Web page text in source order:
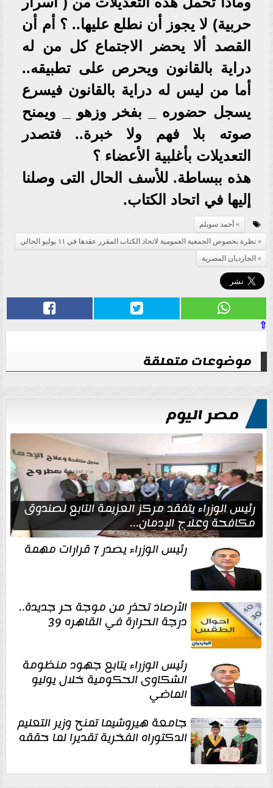
حربية) لا يجوز أن نطلع عليها.. ؟ أم أن
القصد ألا يحضر الاجتماع كل من له
دراية بالقانون ويحرص على تطبيقه..
أما من ليس له دراية بالقانون فيسرع
يسجل حضوره _ بفخر وزهو _ ويمنح
صوته بلا فهم ولا خبرة.. فتصدر
التعديلات بأغلبية الأعضاء ؟
هذه ببساطة. للأسف الحال التى وصلنا
إليها في اتحاد الكتاب.
أحمد سويلم
نظرة بخصوص الجمعية العمومية لاتحاد الكتاب المقرر عقدها في ١١ يوليو الحالي
الجارديان المصرية
⇧
موضوعات متعلقة
مصر اليوم
رئيس الوزراء يتفقد مركز العزيمة التابع لصندوق
مكافحة وعلاج الإدمان...
رئيس الوزراء يصدر 7 قرارات مهمة
الأرصاد تحذر من موجة حر جديدة..
درجة الحرارة في القاهره 39
رئيس الوزراء يتابع جهود منظومة
الشكاوى الحكومية خلال يوليو
الماضي
جامعة هيروشيما تمنح وزير التعليم
الدكتوراه الفخرية تقديرا لما حققه